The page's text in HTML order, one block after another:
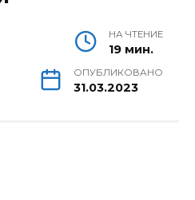
НА ЧТЕНИЕ
19 мин.
ОПУБЛИКОВАНО
31.03.2023